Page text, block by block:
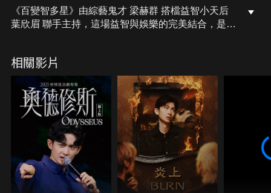
《百變智多星》由綜藝鬼才 梁赫群 搭檔益智小天后
葉欣眉 聯手主持，這場益智與娛樂的完美結合，是金
也動笑肌。
看夠答題還不夠？節目中最受歡迎的爆笑短劇單元
《百變夠了沒》。由主持群與來賓變身戲精，上演各
種腦洞劇情、笑料百出！想看明星放飛自我、劇情超
展開？這裡通通有！《百變夠了沒》只在 C@T網紅
館 獨家播映！別錯過這個讓你笑出腹肌的神單元！
相關影片